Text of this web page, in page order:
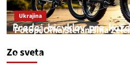
Zo sveta
Ukrajina
Potopí Oľha Stefanišina
JNS